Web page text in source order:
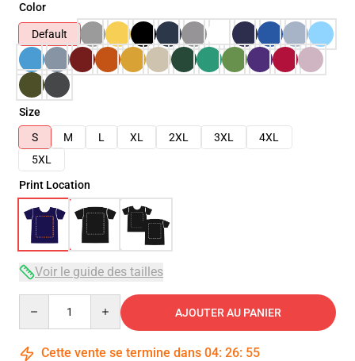
Color
Default
Size
S
M L XL 2XL 3XL
4XL
5XL
Print Location
Voir le guide des tailles
AJOUTER AU PANIER
Cette vente se termine dans 04: 26: 54